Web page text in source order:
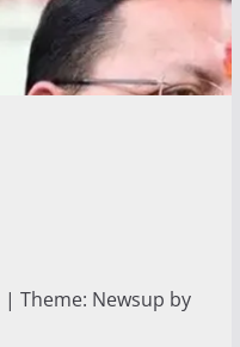
| Theme: Newsup by